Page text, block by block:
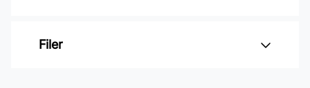
Varumärke: Boråstapeter
Filer